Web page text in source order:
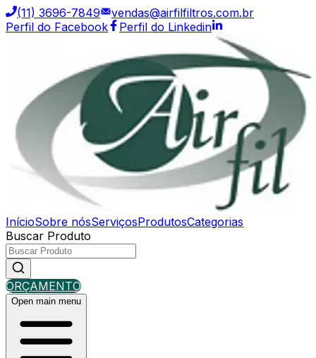
(11) 3696-7849
vendas@airfilfiltros.com.br
Perfil do Facebook
Perfil do Linkedin
InícioSobre nósServiçosProdutosCategorias
Buscar Produto
ORÇAMENTO
Open main menu